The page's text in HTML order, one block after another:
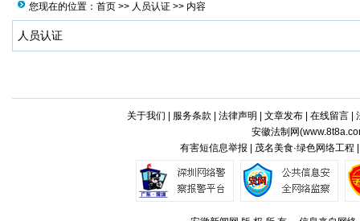
您现在的位置： 首页 >> 人员认证 >> 内容
人员认证
关于我们 服务条款 法律声明 文章发布| 在线留言|
安徽法制网(
有害短信息举报 | 茂名美食·绿色网络工